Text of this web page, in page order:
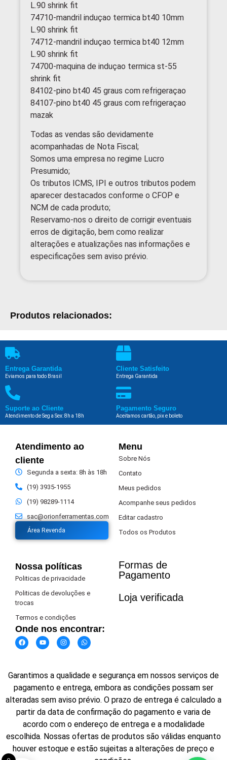
L.90 shrink fit
74710-mandril induçao termica bt40 10mm
L.90 shrink fit
74712-mandril induçao termica bt40 12mm
L.90 shrink fit
74700-maquina de induçao termica st-55
shrink fit
84102-pino bt40 45 graus com refrigeraçao
84107-pino bt40 45 graus com refrigeraçao
mazak
Todas as vendas são devidamente
acompanhadas de Nota Fiscal;
Somos uma empresa no regime Lucro
Presumido;
Os tributos ICMS, IPI e outros tributos podem
aparecer destacados conforme o CFOP e
NCM de cada produto;
Reservamo-nos o direito de corrigir eventuais
erros de digitação, bem como realizar
alterações e atualizações nas informações e
especificações sem aviso prévio.
Produtos relacionados:
Entrega Garantida
Eviamos para todo Brasil
Cliente Satisfeito
Entrega Garantida
Suporte ao Cliente
Atendimento de Seg a Sex: 8h a 18h
Pagamento Seguro
Aceitamos cartão, pix e boleto
Atendimento ao
cliente
Segunda a sexta: 8h às 18h
(19) 3935-1955
(19) 98289-1114
sac@orionferramentas.com
Área Revenda
Menu
Sobre Nós
Contato
Meus pedidos
Acompanhe seus pedidos
Editar cadastro
Todos os Produtos
Nossa políticas
Politicas de privacidade
Politicas de devoluções e
trocas
Termos e condições
Onde nos encontrar:
Formas de
Pagamento​
Loja verificada
Garantimos a qualidade e segurança em nossos serviços de
pagamento e entrega, embora as condições possam ser
alteradas sem aviso prévio. O prazo de entrega é calculado a
partir da data de confirmação do pagamento e varia de
acordo com o endereço de entrega e a modalidade
escolhida. Nossas ofertas de produtos são válidas enquanto
houver estoque e estão sujeitas a alterações de preço e